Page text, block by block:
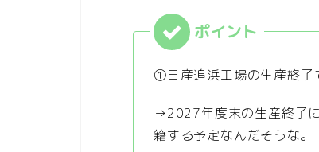
①日産追浜工場の生産終了
→2027年度末の生産終了
籍する予定なんだそうな。